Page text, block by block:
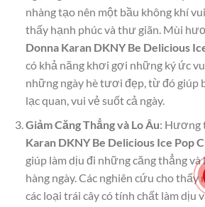
nhàng tạo nên một bầu không khí
thấy hạnh phúc và thư giãn. Mùi
Donna Karan DKNY Be Delicious
có khả năng khơi gợi những ký ức
những ngày hè tươi đẹp, từ đó giúp
lạc quan, vui vẻ suốt cả ngày.
Giảm Căng Thẳng và Lo Âu: Hương
Karan DKNY Be Delicious Ice Pop
giúp làm dịu đi những căng thẳng và
hàng ngày. Các nghiên cứu cho
các loại trái cây có tính chất làm dịu